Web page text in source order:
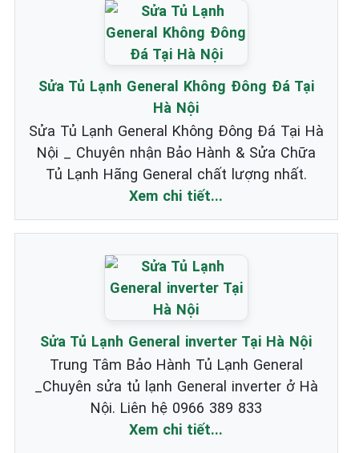
Sửa Tủ Lạnh General Không Đông Đá Tại
Hà Nội
Sửa Tủ Lạnh General Không Đông Đá Tại Hà
Nội _ Chuyên nhận Bảo Hành & Sửa Chữa
Tủ Lạnh Hãng General chất lượng nhất.
Xem chi tiết...
Sửa Tủ Lạnh General inverter Tại Hà Nội
Trung Tâm Bảo Hành Tủ Lạnh General
_Chuyên sửa tủ lạnh General inverter ở Hà
Nội. Liên hệ 0966 389 833
Xem chi tiết...